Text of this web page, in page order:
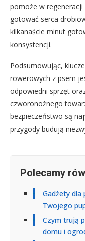
pomoże w regeneracji
gotować serca
kilkanaście minut
konsystencji.
Podsumowując,
rowerowych z psem
odpowiedni sprzęt
czworonożnego
bezpieczeństwo są
przygody budują
Polecamy
Gadżety dla
Twojego
Czym trują
domu i